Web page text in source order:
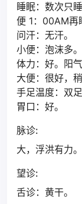
睡眠：数次只
便 1：00AM再
问汗：无汗。
小便：泡沫多。
体力：好。阳
大便：很好，稍
手足温度：双足
胃口：好。
脉诊:
大，浮洪有力
望诊:
舌诊：黄干。